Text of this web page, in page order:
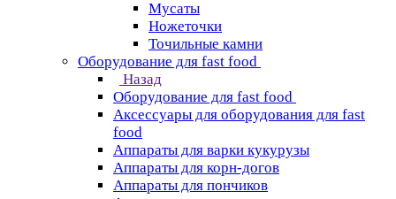
Мусаты
Ножеточки
Точильные камни
Оборудование для fast food
Назад
Оборудование для fast food
Аксессуары для оборудования для fast
food
Аппараты для варки кукурузы
Аппараты для корн-догов
Аппараты для пончиков